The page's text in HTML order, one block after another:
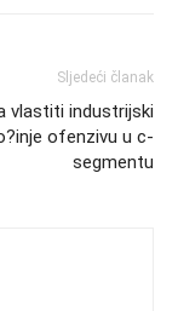
Sljedeći članak
vlastiti industrijski
ofenzivu u c-
segmentu